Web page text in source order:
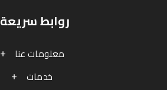
روابط سريعة
معلومات عنا
خدمات